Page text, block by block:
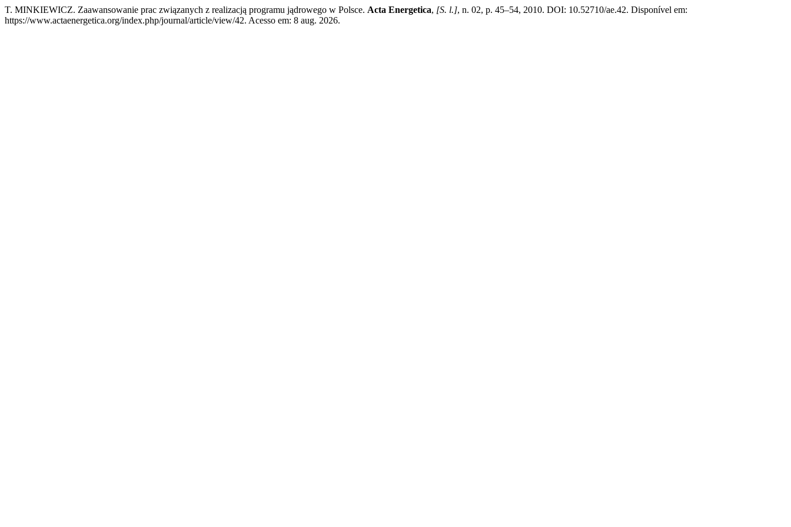
T. MINKIEWICZ. Zaawansowanie prac związanych z realizacją programu jądrowego w Polsce. Acta Energetica, [S. l.], n. 02, p. 45–54, 2010. DOI: 10.52710/ae.42. Disponível em:
https://www.actaenergetica.org/index.php/journal/article/view/42. Acesso em: 8 aug. 2026.